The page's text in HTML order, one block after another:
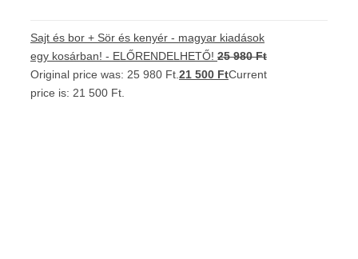
Sajt és bor + Sör és kenyér - magyar kiadások
egy kosárban! - ELŐRENDELHETŐ! 25 980Ft
Original price was: 25 980 Ft. 21 500 FtCurrent
price is: 21 500 Ft.